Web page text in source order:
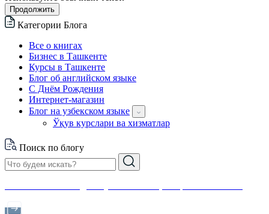
Продолжить
Категории Блога
Все о книгах
Бизнес в Ташкенте
Курсы в Ташкенте
Блог об английском языке
С Днём Рождения
Интернет-магазин
Блог на узбекском языке
Ўқув курслари ва хизматлар
Поиск по блогу